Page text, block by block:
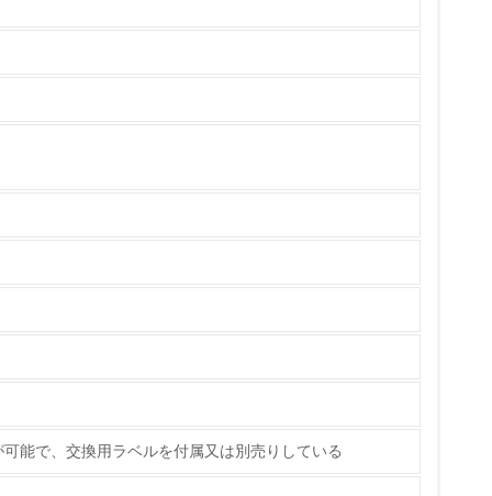
能で、交換用ラベルを付属又は別売りしている